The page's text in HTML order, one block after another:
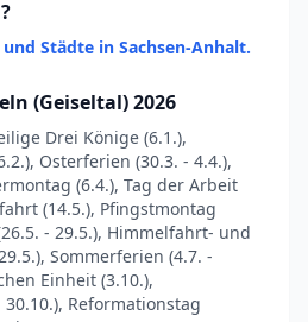
Städte in Sachsen-Anhalt.
(Geiseltal) 2026
Drei Könige (6.1.),
Osterferien (30.3. - 4.4.),
(6.4.), Tag der Arbeit
(14.5.), Pfingstmontag
- 29.5.), Himmelfahrt- und
Sommerferien (4.7. -
Einheit (3.10.),
Reformationstag